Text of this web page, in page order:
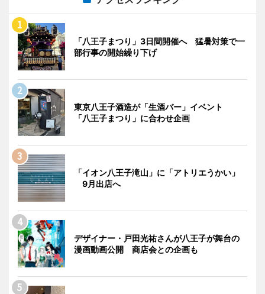
「八王子まつり」3日間開催へ 猛暑対策で一
部行事の開始繰り下げ
東京八王子酒造が「生酒バー」イベント
「八王子まつり」に合わせ企画
「イオン八王子滝山」に「アトリエうかい」
9月出店へ
デザイナー・戸田光祐さんが八王子が舞台の
漫画動画公開 商店会との企画も